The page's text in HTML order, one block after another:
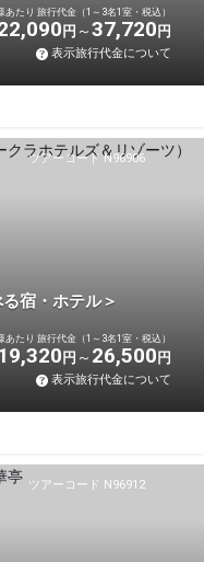
あたり 旅行代金（1～3名1室・税込）
円 37,720 円
表示旅行代金について
ツアーコード N96906
宿・ホテル＞
あたり 旅行代金（1～3名1室・税込）
19,320 円 26,500 円
表示旅行代金について
ツアーコード N96912